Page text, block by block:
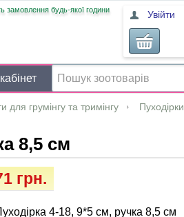
замовлення будь-якої години Увійти
для грумінгу та тримінгу
Пуходірки
8,5 см
грн.
4-18, 9*5 см, ручка 8,5 см